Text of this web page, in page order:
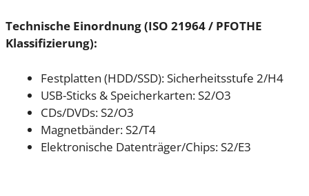
Technische Einordnung (ISO 21964 / PFOTHE
Klassifizierung):
Festplatten (HDD/SSD): Sicherheitsstufe 2/H4
USB-Sticks & Speicherkarten: S2/O3
CDs/DVDs: S2/O3
Magnetbänder: S2/T4
Elektronische Datenträger/Chips: S2/E3